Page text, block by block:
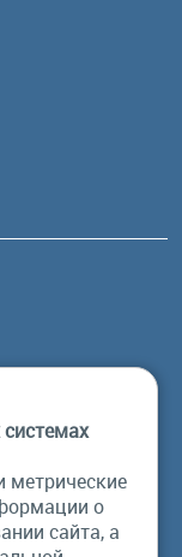
1
о
сайта, а